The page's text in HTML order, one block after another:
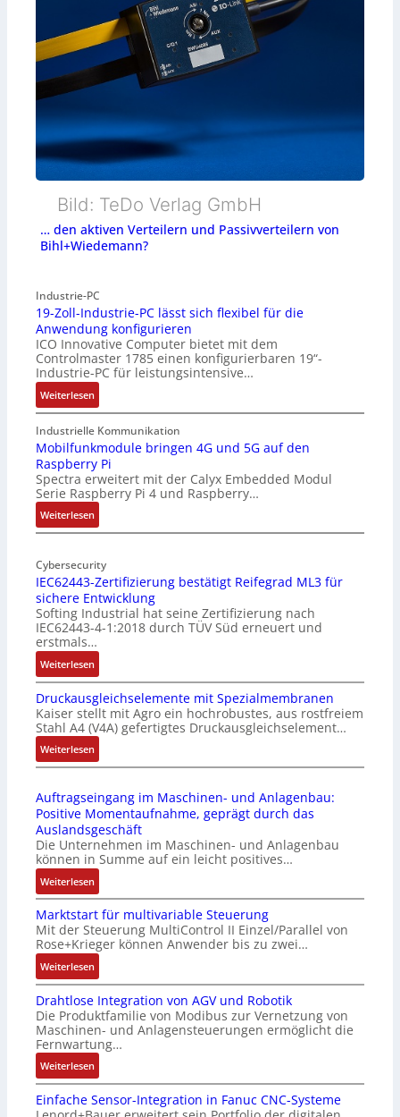
Bild: TeDo Verlag GmbH
… den aktiven Verteilern und Passivverteilern von
Bihl+Wiedemann?
Industrie-PC
19-Zoll-Industrie-PC lässt sich flexibel für die
Anwendung konfigurieren
ICO Innovative Computer bietet mit dem
Controlmaster 1785 einen konfigurierbaren 19“-
Industrie-PC für leistungsintensive…
Weiterlesen:
1
9
-
Z
o
l
l
-
n
d
u
s
t
r
i
e
-
P
C
l
ä
s
t
s
i
c
h
f
l
e
x
i
b
e
l
f
ü
r
i
Industrielle Kommunikation
Mobilfunkmodule bringen 4G und 5G auf den
Raspberry Pi
Spectra erweitert mit der Calyx Embedded Modul
Serie Raspberry Pi 4 und Raspberry…
Weiterlesen:
M
b
i
l
f
u
n
k
m
o
d
u
l
e
r
i
n
g
e
n
G
u
n
d
5
G
a
u
d
n
Cybersecurity
IEC62443-Zertifizierung bestätigt Reifegrad ML3 für
sichere Entwicklung
Softing Industrial hat seine Zertifizierung nach
IEC62443-4-1:2018 durch TÜV Süd erneuert und
erstmals…
Weiterlesen:
I
E
6
2
4
3
-
Z
e
r
t
i
f
i
z
i
e
u
n
g
b
e
s
Druckausgleichselemente mit Spezialmembranen
Kaiser stellt mit Agro ein hochrobustes, aus rostfreiem
Stahl A4 (V4A) gefertigtes Druckausgleichselement…
Weiterlesen:
D
u
c
k
a
u
s
g
l
e
i
c
h
e
l
e
m
e
n
Auftragseingang im Maschinen- und Anlagenbau:
Positive Momentaufnahme, geprägt durch das
Auslandsgeschäft
Die Unternehmen im Maschinen- und Anlagenbau
können in Summe auf ein leicht positives…
Weiterlesen:
A
u
f
t
r
a
g
s
e
i
n
g
a
Marktstart für multivariable Steuerung
Mit der Steuerung MultiControl II Einzel/Parallel von
Rose+Krieger können Anwender bis zu zwei…
Weiterlesen:
M
a
r
k
t
s
t
a
Drahtlose Integration von AGV und Robotik
Die Produktfamilie von Modibus zur Vernetzung von
Maschinen- und Anlagensteuerungen ermöglicht die
Fernwartung…
Weiterlesen:
D
r
Einfache Sensor-Integration in Fanuc CNC-Systeme